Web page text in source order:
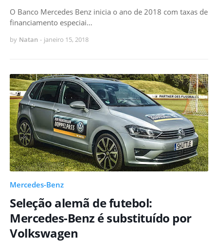
O Banco Mercedes Benz inicia o ano de 2018 com taxas de
financiamento especiai…
by Natan - janeiro 15, 2018
Mercedes-Benz
Seleção alemã de futebol:
Mercedes-Benz é substituído por
Volkswagen